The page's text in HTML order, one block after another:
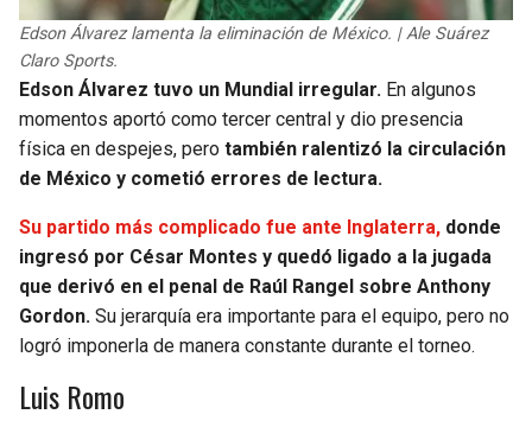
Edson Álvarez lamenta la eliminación de México. | Ale Suárez
Claro Sports.
Edson Álvarez tuvo un Mundial irregular. En algunos
momentos aportó como tercer central y dio presencia
física en despejes, pero también ralentizó la circulación
de México y cometió errores de lectura.
Su partido más complicado fue ante Inglaterra, donde
ingresó por César Montes y quedó ligado a la jugada
que derivó en el penal de Raúl Rangel sobre Anthony
Gordon. Su jerarquía era importante para el equipo, pero no
logró imponerla de manera constante durante el torneo.
Luis Romo